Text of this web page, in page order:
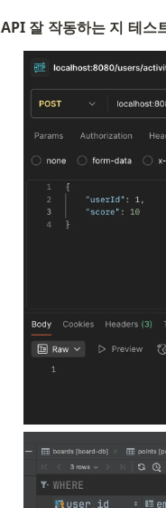
API 잘 작동하는 지 테스